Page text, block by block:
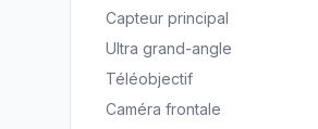
Capteur principal
Ultra grand-angle
Téléobjectif
Caméra frontale